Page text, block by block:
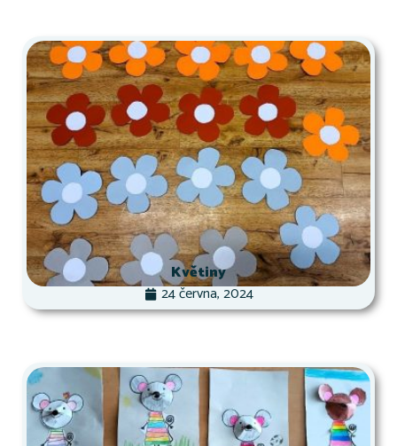
Květiny
24 června, 2024